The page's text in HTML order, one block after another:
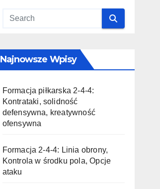
Najnowsze Wpisy
Formacja piłkarska 2-4-4:
Kontrataki, solidność
defensywna, kreatywność
ofensywna
Formacja 2-4-4: Linia obrony,
Kontrola w środku pola, Opcje
ataku